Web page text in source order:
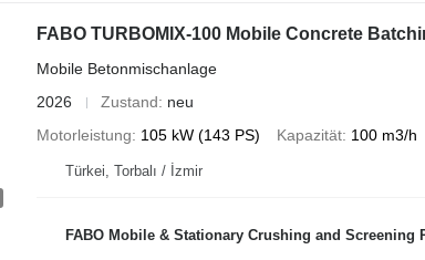
FABO TURBOMIX-100 Mobile Concrete
Mobile Betonmischanlage
2026
Zustand
neu
Motorleistung
105 kW (143 PS) Kapazität 100 m3/h
Türkei, Torbalı / İzmir
FABO Mobile & Stationary Crushing and Screening Plants | Concrete Batching